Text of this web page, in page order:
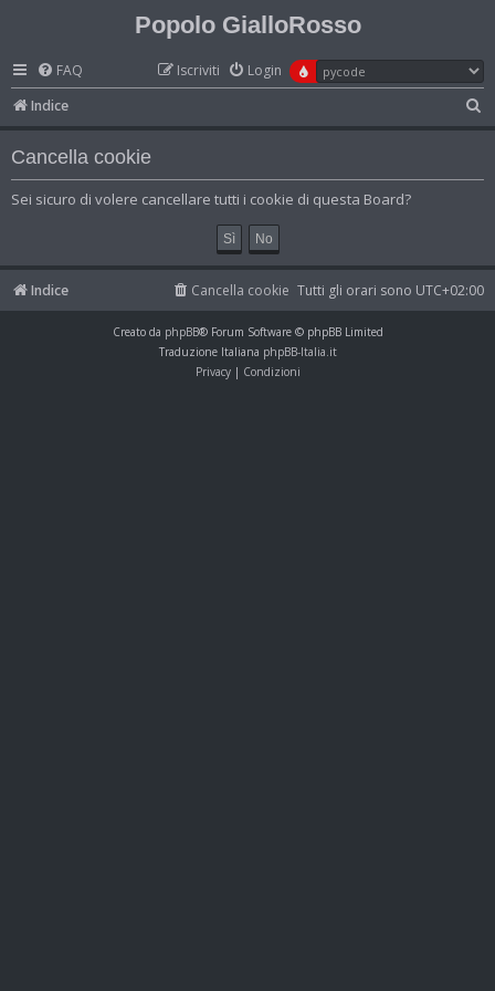
Popolo GialloRosso
FAQ Login
Iscriviti
Indice
e
Cancella cookie
Sei sicuro di volere cancellare tutti i cookie di questa Board?
Indice Tutti gli orari sono UTC+02:00
Cancella cookie
Creato da phpBB® Forum Software © phpBB Limited
Traduzione Italiana phpBB-Italia.it
Privacy| Condizioni